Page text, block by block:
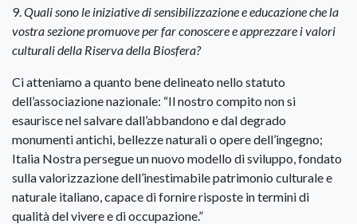
9. Quali sono le iniziative di sensibilizzazione e educazione che la
vostra sezione promuove per far conoscere e apprezzare i valori
culturali della Riserva della Biosfera?
Ci atteniamo a quanto bene delineato nello statuto
dell’associazione nazionale: “Il nostro compito non si
esaurisce nel salvare dall’abbandono e dal degrado
monumenti antichi, bellezze naturali o opere dell’ingegno;
Italia Nostra persegue un nuovo modello di sviluppo, fondato
sulla valorizzazione dell’inestimabile patrimonio culturale e
naturale italiano, capace di fornire risposte in termini di
qualità del vivere e di occupazione.”